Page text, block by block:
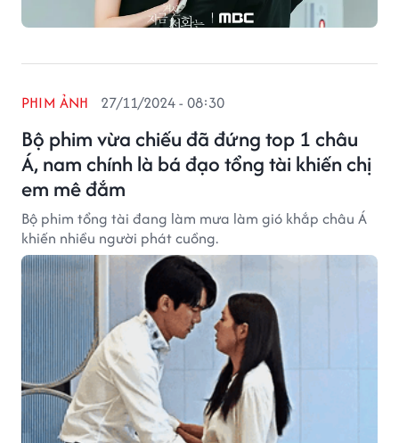
Bộ phim vừa chiếu đã đứng top 1 châu
Á, nam chính là bá đạo tổng tài khiến chị
em mê đắm
PHIM ẢNH 27/11/2024 - 08:30
Bộ phim tổng tài đang làm mưa làm gió khắp châu Á
khiến nhiều người phát cuồng.